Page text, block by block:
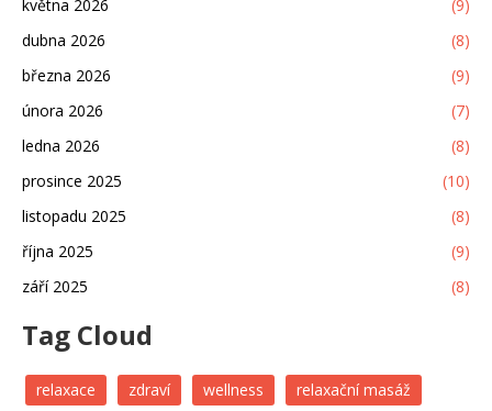
května 2026
(9)
dubna 2026
(8)
března 2026
(9)
února 2026
(7)
ledna 2026
(8)
prosince 2025
(10)
listopadu 2025
(8)
října 2025
(9)
září 2025
(8)
Tag Cloud
relaxace zdraví wellness
relaxační masáž